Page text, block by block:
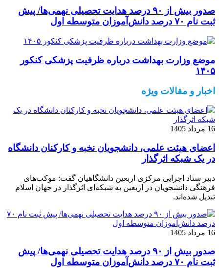
صدور بیش از ۹۰ درصد هدایت تحصیلی نهمی‌ها/ پیش
ثبت نام ۷۰ درصد دانش‌آموزان متوسطه اول
موضع وزارت بهداشت درباره ظرفیت پزشکی کنکور
۱۴۰۵
اخبار و مقالات ویژه
16 مرداد 1405
اعضای هیئت علمی، دانشجویان نخبه و کارکنان دانشگاه
در یک شبکه‌ اثرگذار
دبیر ستاد اجرایی مرکزی اربعین دانشگاهیان گفت: موکب‌های
فرهنگی دانشجویان در اربعین به شبکه‌ای اثرگذار در جهان اسلام
تبدیل شده‌اند.
16 مرداد 1405
صدور بیش از ۹۰ درصد هدایت تحصیلی نهمی‌ها/ پیش
ثبت نام ۷۰ درصد دانش‌آموزان متوسطه اول